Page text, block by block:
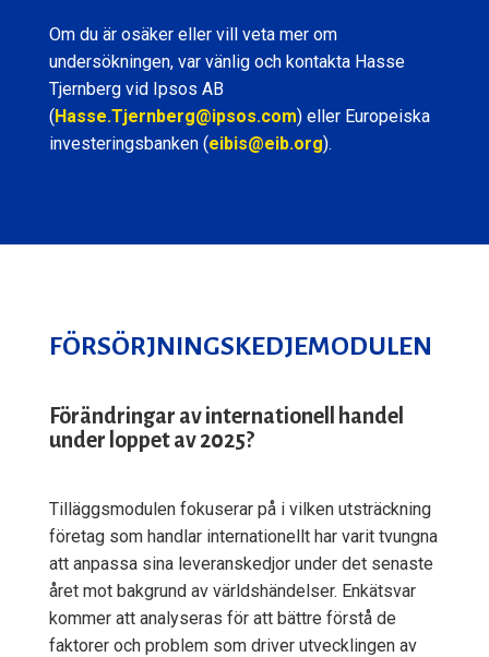
Om du är osäker eller vill veta mer om
undersökningen, var vänlig och kontakta Hasse
Tjernberg vid Ipsos AB
(Hasse.Tjernberg@ipsos.com) eller Europeiska
investeringsbanken (eibis@eib.org).
FÖRSÖRJNINGSKEDJEMODULEN
Förändringar av internationell handel
under loppet av 2025?
Tilläggsmodulen fokuserar på i vilken utsträckning
företag som handlar internationellt har varit tvungna
att anpassa sina leveranskedjor under det senaste
året mot bakgrund av världshändelser. Enkätsvar
kommer att analyseras för att bättre förstå de
faktorer och problem som driver utvecklingen av